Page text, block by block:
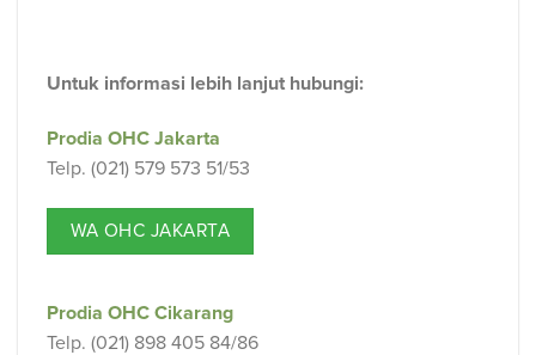
Untuk informasi lebih lanjut hubungi:⁠⁣
Prodia OHC Jakarta
Telp. (021) 579 573 51/53
WA OHC JAKARTA
Prodia OHC Cikarang
Telp. (021) 898 405 84/86